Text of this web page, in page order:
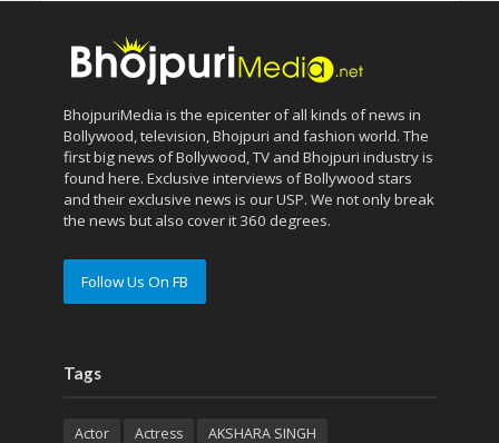
BhojpuriMedia is the epicenter of all kinds of news in
Bollywood, television, Bhojpuri and fashion world. The
first big news of Bollywood, TV and Bhojpuri industry is
found here. Exclusive interviews of Bollywood stars
and their exclusive news is our USP. We not only break
the news but also cover it 360 degrees.
Follow Us On FB
Tags
Actor Actress
AKSHARA SINGH